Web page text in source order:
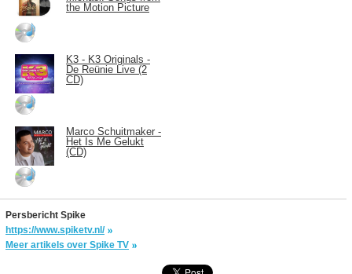
the Motion Picture
K3 - K3 Originals -
De Reünie Live (2
CD)
Marco Schuitmaker -
Het Is Me Gelukt
(CD)
Persbericht Spike
https://www.spiketv.nl/
Meer artikels over Spike TV